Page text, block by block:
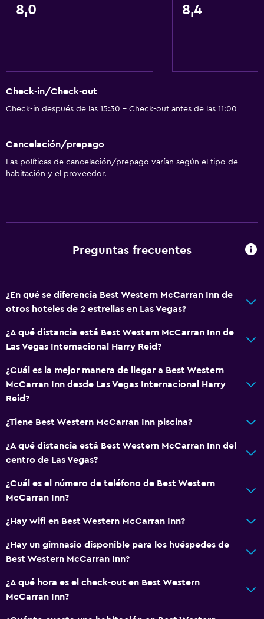
8,0 8,4
Check-in/Check-out
Check-in después de las 15:30 - Check-out antes de las 11:00
Cancelación/prepago
Las políticas de cancelación/prepago varían según el tipo de
habitación y el proveedor.
Preguntas frecuentes
¿En qué se diferencia Best Western McCarran Inn de
otros hoteles de 2 estrellas en Las Vegas?
¿A qué distancia está Best Western McCarran Inn de
Las Vegas Internacional Harry Reid?
¿Cuál es la mejor manera de llegar a Best Western
McCarran Inn desde Las Vegas Internacional Harry
Reid?
¿Tiene Best Western McCarran Inn piscina?
¿A qué distancia está Best Western McCarran Inn del
centro de Las Vegas?
¿Cuál es el número de teléfono de Best Western
McCarran Inn?
¿Hay wifi en Best Western McCarran Inn?
¿Hay un gimnasio disponible para los huéspedes de
Best Western McCarran Inn?
¿A qué hora es el check-out en Best Western
McCarran Inn?